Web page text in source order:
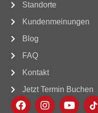
Standorte
Kundenmeinungen
Blog
FAQ
Kontakt
Jetzt Termin Buchen